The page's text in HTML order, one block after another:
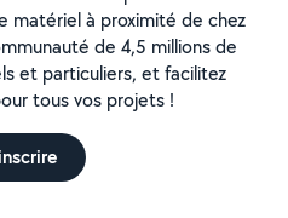
matériel à proximité de chez
de 4,5 millions de
et particuliers, et facilitez
tous vos projets !